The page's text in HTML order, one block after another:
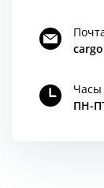
Часы
ПН-